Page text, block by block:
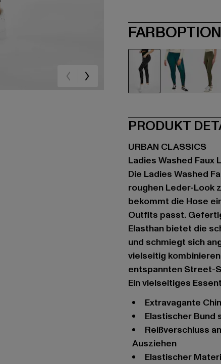
PRODUKT
URBAN CLASSICS
Ladies Washed Faux
Die Ladies Washed
roughen Leder-Look
bekommt die Hose
Outfits passt.
Elasthan bietet die
und schmiegt sich
vielseitig
entspannten Street-
Ein vielseitiges
extravagante
elastischer
Reißverschluss an der linken Außenseite für leichteres An- und
Ausziehen
elastischer